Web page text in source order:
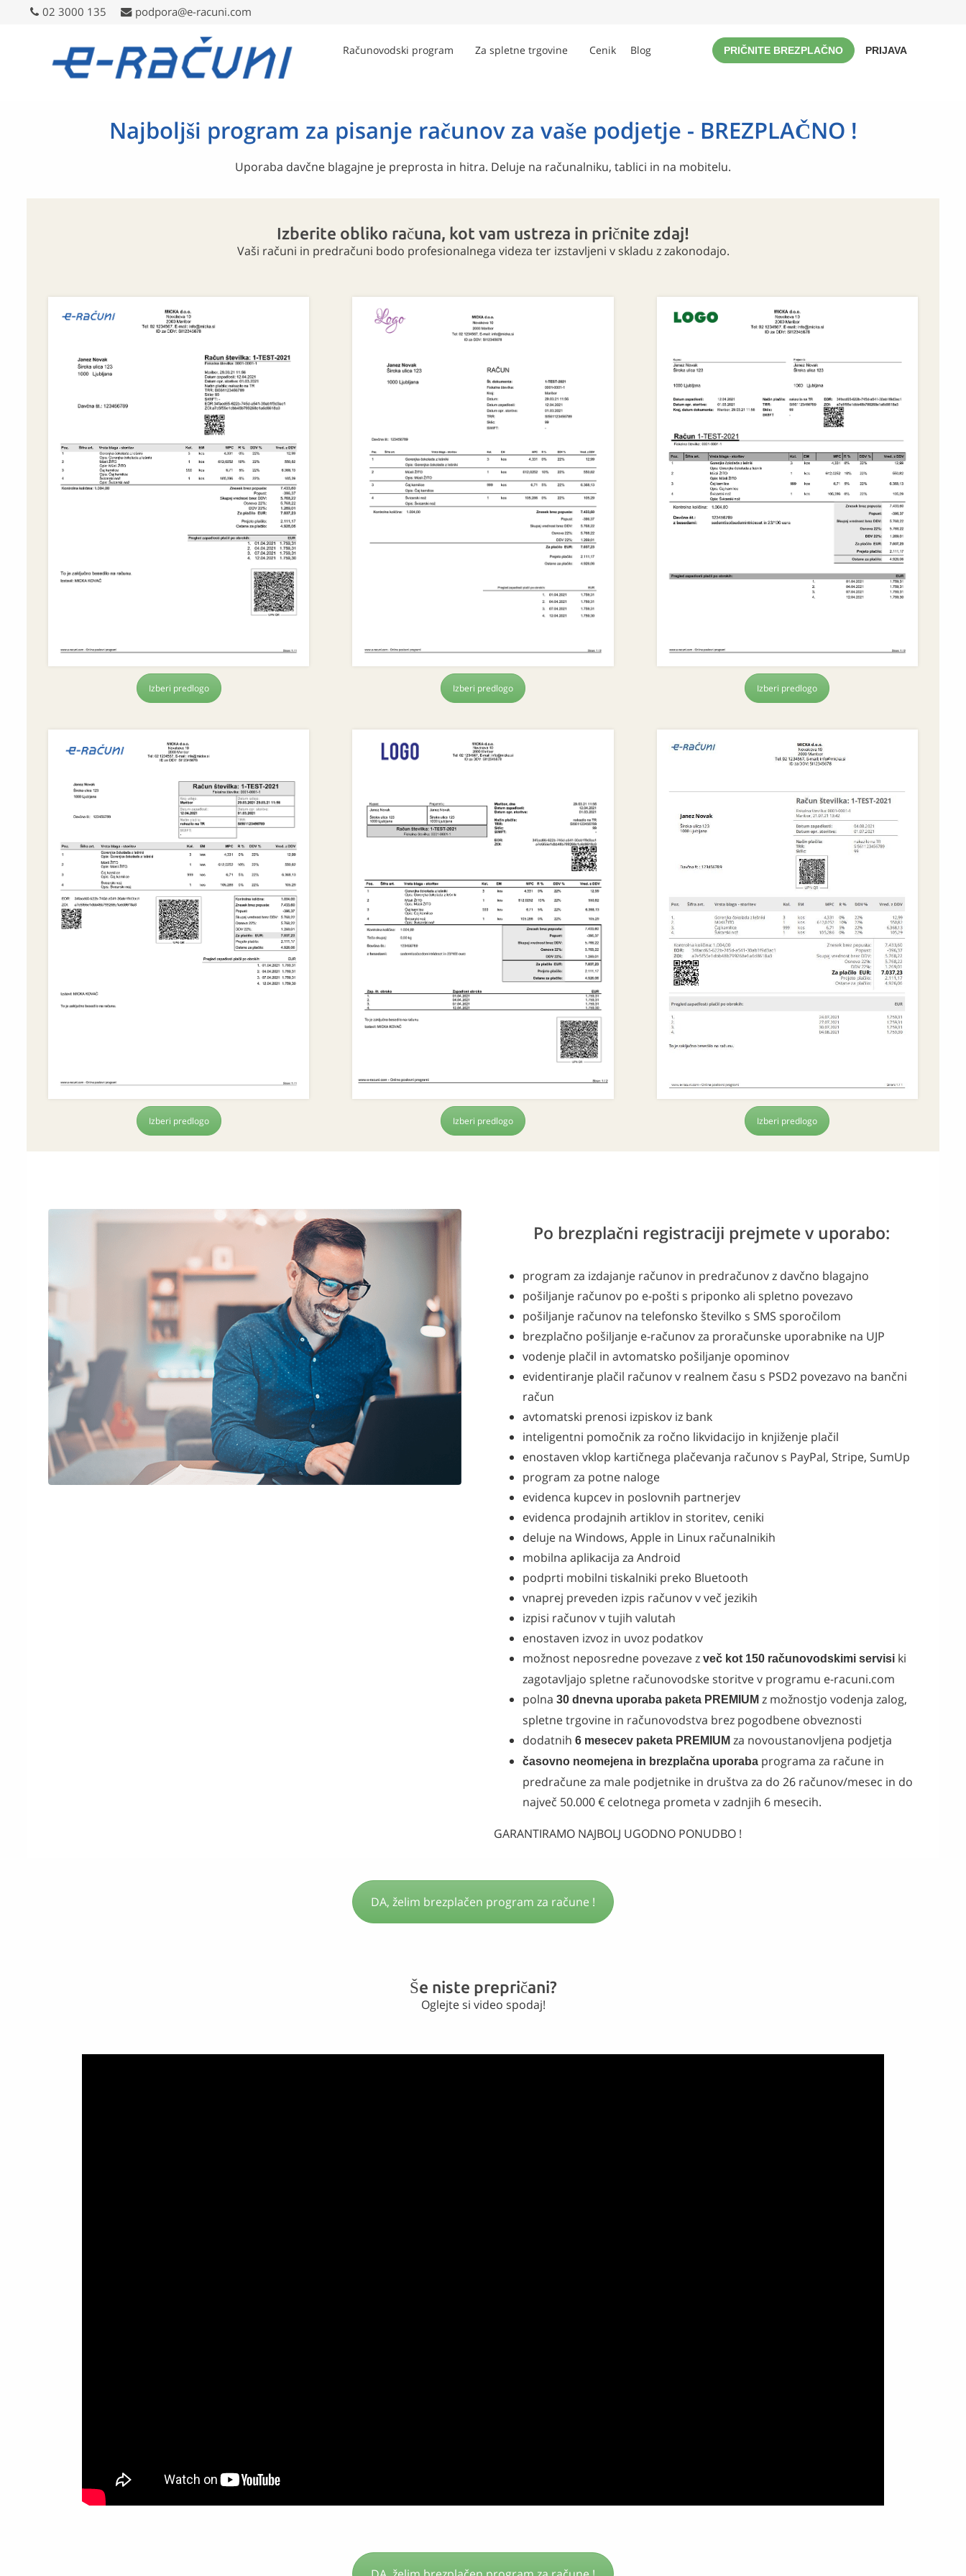
02 3000 135 podpora@e-racuni.com
Računovodski program Za spletne trgovine Cenik Blog PRIČNITE BREZPLAČNO PRIJAVA
02 3000 135 podpora@e-racuni.com
Najboljši program za pisanje računov za vaše podjetje - BREZPLAČNO !
Uporaba davčne blagajne je preprosta in hitra. Deluje na računalniku, tablici in na mobitelu.
Izberite obliko računa, kot vam ustreza in pričnite zdaj!
Vaši računi in predračuni bodo profesionalnega videza ter izstavljeni v skladu z zakonodajo.
Izberi predlogo Izberi predlogo Izberi predlogo
Izberi predlogo Izberi predlogo Izberi predlogo
Po brezplačni registraciji prejmete v uporabo:
program za izdajanje računov in predračunov z davčno blagajno
pošiljanje računov po e-pošti s priponko ali spletno povezavo
pošiljanje računov na telefonsko številko s SMS sporočilom
brezplačno pošiljanje e-računov za proračunske uporabnike na UJP
vodenje plačil in avtomatsko pošiljanje opominov
evidentiranje plačil računov v realnem času s PSD2 povezavo na bančni
račun
avtomatski prenosi izpiskov iz bank
inteligentni pomočnik za ročno likvidacijo in knjiženje plačil
enostaven vklop kartičnega plačevanja računov s PayPal, Stripe, SumUp
program za potne naloge
evidenca kupcev in poslovnih partnerjev
evidenca prodajnih artiklov in storitev, ceniki
deluje na Windows, Apple in Linux računalnikih
mobilna aplikacija za Android
podprti mobilni tiskalniki preko Bluetooth
vnaprej preveden izpis računov v več jezikih
izpisi računov v tujih valutah
enostaven izvoz in uvoz podatkov
možnost neposredne povezave z več kot 150 računovodskimi servisi ki
zagotavljajo spletne računovodske storitvev programu e-racuni.com
polna 30 dnevna uporaba paketa PREMIUM z možnostjo vodenja zalog,
spletne trgovine in računovodstva brez pogodbene obveznosti
dodatnih 6 mesecev paketa PREMIUM za novoustanovljena podjetja
časovno neomejena in brezplačna uporaba programa za račune in
predračune za male podjetnike in društva za do 26 računov/mesec in do
največ 50.000 € celotnega prometa v zadnjih 6 mesecih.
GARANTIRAMO NAJBOLJ UGODNO PONUDBO !
DA, želim brezplačen program za račune !
Še niste prepričani?
Oglejte si video spodaj!